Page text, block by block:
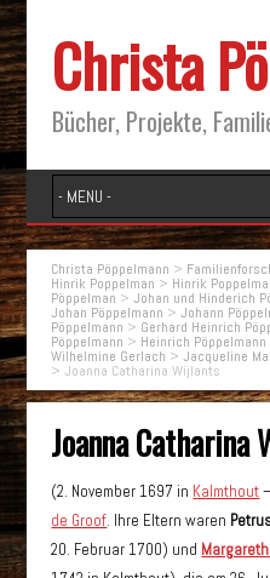
Christa
Bücher, Projekte,
Christa Pöppelmann >
Hinrik Poppelman > Hinrik
Pöppelman >Johan und Hinderich
Johan Pöppelmann >Johann
Pöppelmann > Gerhard Heinrich
Pöppelmann > Heinrich Pöppelmann
Wilhelmine Gerlach >Jacqueline
> Joanna Catharina Wijlants
Joanna Catharina
(2. November 1697 in Kalmthout
de Groof. Ihre Eltern waren
20. Februar 1700) und